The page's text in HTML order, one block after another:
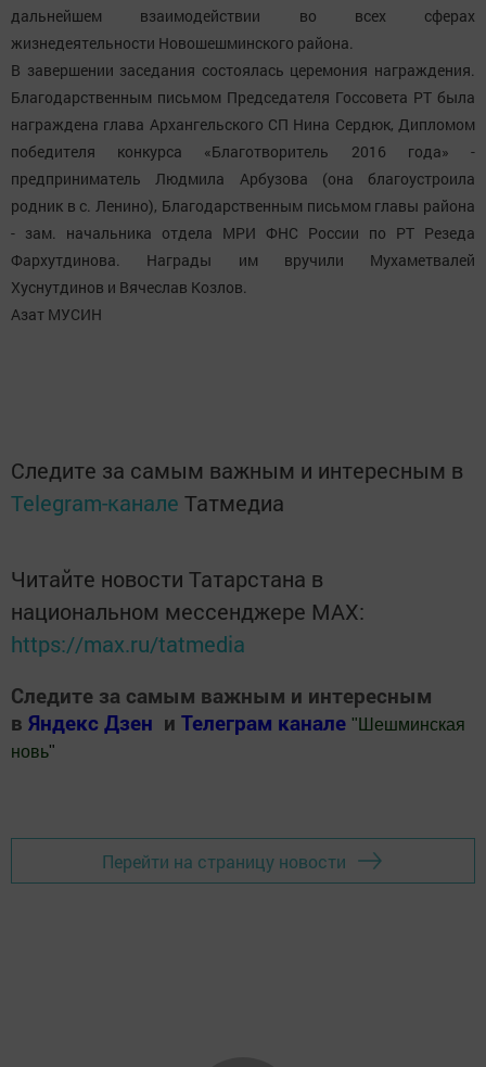
дальнейшем взаимодействии во всех сферах
жизнедеятельности Новошешминского района.
В завершении заседания состоялась церемония награждения.
Благодарственным письмом Председателя Госсовета РТ была
награждена глава Архангельского СП Нина Сердюк, Дипломом
победителя конкурса «Благотворитель 2016 года» -
предприниматель Людмила Арбузова (она благоустроила
родник в с. Ленино), Благодарственным письмом главы района
- зам. начальника отдела МРИ ФНС России по РТ Резеда
Фархутдинова. Награды им вручили Мухаметвалей
Хуснутдинов и Вячеслав Козлов.
Азат МУСИН
Следите за самым важным и интересным в
Telegram-канале Татмедиа
Читайте новости Татарстана в
национальном мессенджере MАХ:
https://max.ru/tatmedia
Следите за самым важным и интересным
в Яндекс Дзен и Телеграм канале " Шешминская
новь"
Перейти на страницу новости